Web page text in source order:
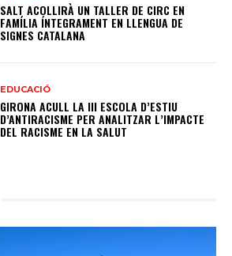
SALT ACOLLIRÀ UN TALLER DE CIRC EN
FAMÍLIA ÍNTEGRAMENT EN LLENGUA DE
SIGNES CATALANA
EDUCACIÓ
GIRONA ACULL LA III ESCOLA D’ESTIU
D’ANTIRACISME PER ANALITZAR L’IMPACTE
DEL RACISME EN LA SALUT